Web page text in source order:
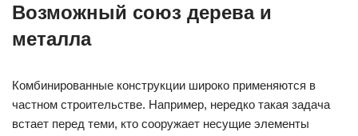
Возможный союз дерева и
металла
Комбинированные конструкции широко применяются в
частном строительстве. Например, нередко такая задача
встает перед теми, кто сооружает несущие элементы